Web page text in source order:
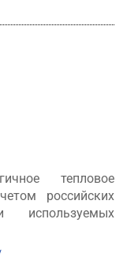
тепловое
российских
используемых